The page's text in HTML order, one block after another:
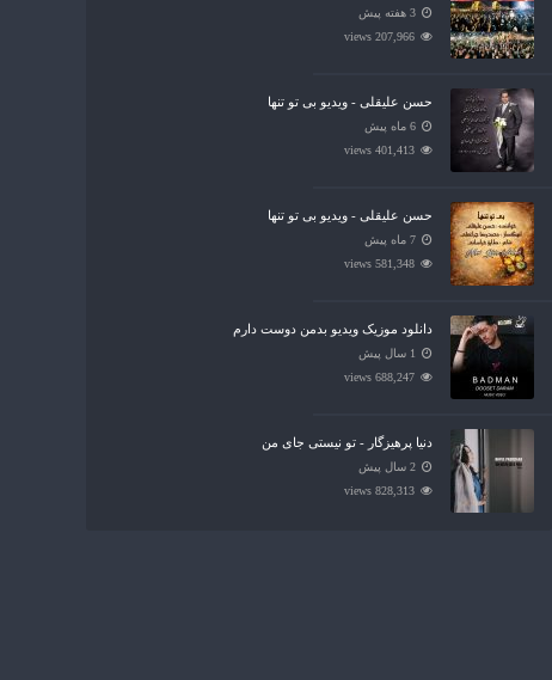
3 هفته پیش
207,966 views
حسن علیقلی - ویدیو بی تو تنها
6 ماه پیش
401,413 views
حسن علیقلی - ویدیو بی تو تنها
7 ماه پیش
581,348 views
دانلود موزیک ویدیو بدمن دوست دارم
1 سال پیش
688,247 views
دنیا پرهیزگار - تو نیستی جای من
2 سال پیش
828,313 views